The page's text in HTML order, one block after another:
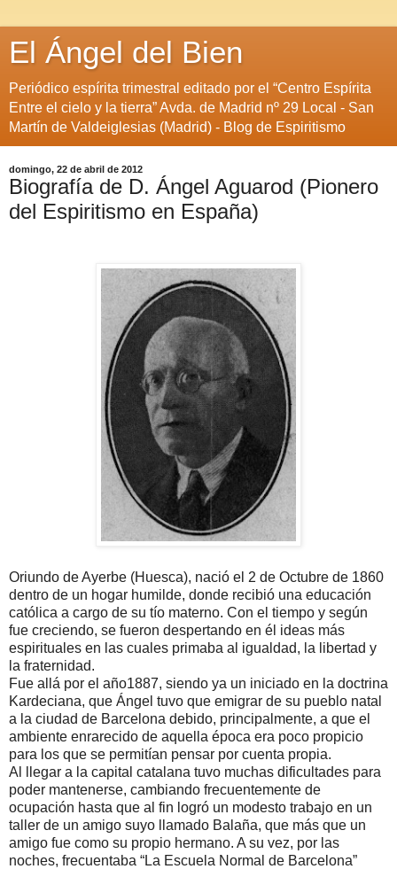
El Ángel del Bien
Periódico espírita trimestral editado por el “Centro Espírita
Entre el cielo y la tierra” Avda. de Madrid nº 29 Local - San
Martín de Valdeiglesias (Madrid) - Blog de Espiritismo
domingo, 22 de abril de 2012
Biografía de D. Ángel Aguarod (Pionero
del Espiritismo en España)
Oriundo de Ayerbe (Huesca), nació el 2 de Octubre de 1860
dentro de un hogar humilde, donde recibió una educación
católica a cargo de su tío materno. Con el tiempo y según
fue creciendo, se fueron despertando en él ideas más
espirituales en las cuales primaba al igualdad, la libertad y
la fraternidad.
Fue allá por el año1887, siendo ya un iniciado en la doctrina
Kardeciana, que Ángel tuvo que emigrar de su pueblo natal
a la ciudad de Barcelona debido, principalmente, a que el
ambiente enrarecido de aquella época era poco propicio
para los que se permitían pensar por cuenta propia.
Al llegar a la capital catalana tuvo muchas dificultades para
poder mantenerse, cambiando frecuentemente de
ocupación hasta que al fin logró un modesto trabajo en un
taller de un amigo suyo llamado Balaña, que más que un
amigo fue como su propio hermano. A su vez, por las
noches, frecuentaba “La Escuela Normal de Barcelona”